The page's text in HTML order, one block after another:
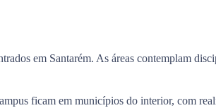
em Santarém. As áreas contemplam
ficam em municípios do interior, com